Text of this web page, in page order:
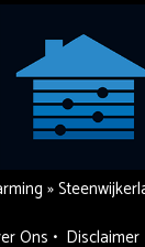
»
Ons • Disclaimer